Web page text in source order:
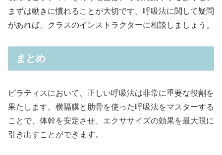
まずは動きに慣れることが大切です。呼吸法に関して疑問
があれば、クラスのインストラクターに相談しましょう。
まとめ
ピラティスにおいて、正しい呼吸法は非常に重要な役割を
果たします。横隔膜と肋骨を使った呼吸法をマスターする
ことで、体幹を安定させ、エクササイズの効果を最大限に
引き出すことができます。